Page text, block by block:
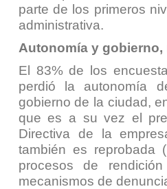
parte de los primeros
administrativa.
Autonomía y gobierno,
El 83% de los
perdió la autonomía
gobierno de la ciudad,
que es a su vez el
Directiva de la
también es reprobada
procesos de
mecanismos de